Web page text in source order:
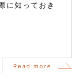
に知っておき
Read more